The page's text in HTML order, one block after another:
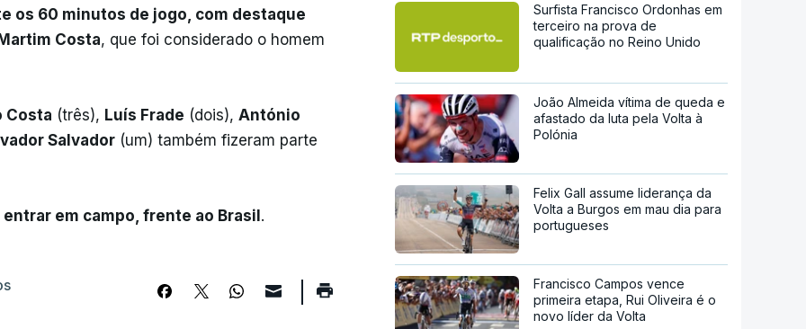
os 60 minutos de jogo, com destaque
Costa, que foi considerado o homem
Costa (três), Luís Frade (dois), António
Salvador (um) também fizeram parte
em campo, frente ao Brasil .
Surfista Francisco Ordonhas em
terceiro na prova de
qualificação no Reino Unido
João Almeida vítima de queda e
afastado da luta pela Volta à
Polónia
Felix Gall assume liderança da
Volta a Burgos em mau dia para
portugueses
Francisco Campos vence
primeira etapa, Rui Oliveira é o
novo líder da Volta